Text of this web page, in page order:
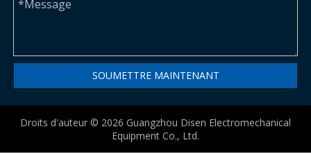
SOUMETTRE MAINTENANT
Droits d'auteur © 2026 Guangzhou Disen Electromechanical
Equipment Co., Ltd.